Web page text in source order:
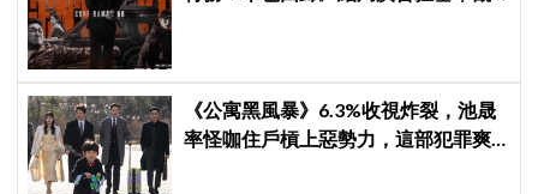
《公寓黑風暴》6.3%收視炸裂，池晟
率怪咖住戶槓上惡勢力，這部犯罪爽